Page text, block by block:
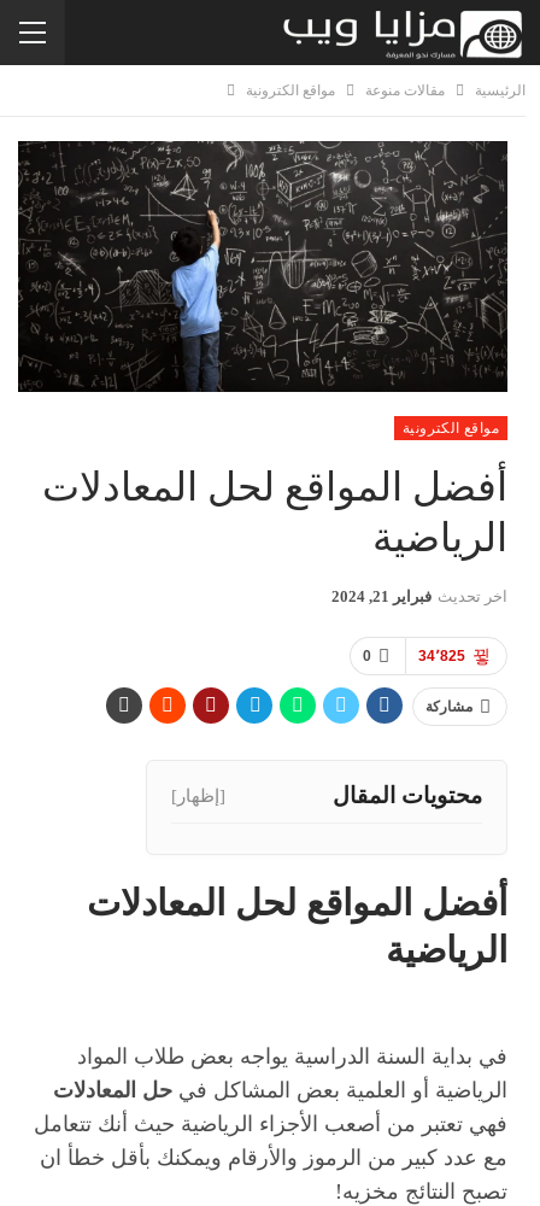
الرئيسية مقالات منوعة مواقع الكترونية
مواقع الكترونية
أفضل المواقع لحل المعادلات
الرياضية
اخر تحديث فبراير 21, 2024
0 34٬825
مشاركة
محتويات المقال [إظهار]
أفضل المواقع لحل المعادلات
الرياضية
في بداية السنة الدراسية يواجه بعض طلاب المواد
الرياضية أو العلمية بعض المشاكل في حل المعادلات
فهي تعتبر من أصعب الأجزاء الرياضية حيث أنك تتعامل
مع عدد كبير من الرموز والأرقام ويمكنك بأقل خطأ ان
تصبح النتائج مخزيه!